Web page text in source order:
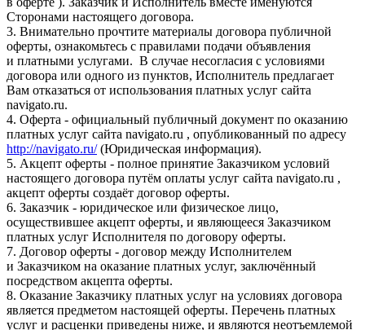
Сторонами настоящего договора.
3. Внимательно прочтите материалы договора публичной
оферты, ознакомьтесь с правилами подачи объявления
и платными услугами. В случае несогласия с условиями
договора или одного из пунктов, Исполнитель предлагает
Вам отказаться от использования платных услуг сайта
navigato.ru.
4. Оферта - официальный публичный документ по оказанию
платных услуг сайта navigato.ru , опубликованный по адресу
http://navigato.ru/(Юридическая информация).
5. Акцепт оферты - полное принятие Заказчиком условий
настоящего договора путём оплаты услуг сайта navigato.ru ,
акцепт оферты создаёт договор оферты.
6. Заказчик - юридическое или физическое лицо,
осуществившее акцепт оферты, и являющееся Заказчиком
платных услуг Исполнителя по договору оферты.
7. Договор оферты - договор между Исполнителем
и Заказчиком на оказание платных услуг, заключённый
посредством акцепта оферты.
8. Оказание Заказчику платных услуг на условиях договора
является предметом настоящей оферты. Перечень платных
услуг и расценки приведены ниже, и являются неотъемлемой